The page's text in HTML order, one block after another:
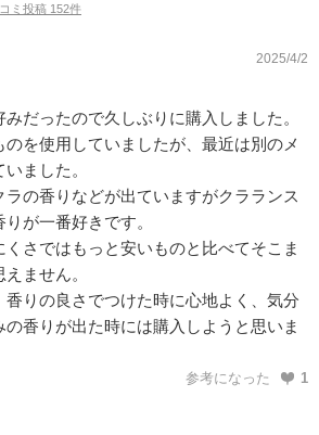
ミ投稿 152件
2025/4/2
だったので久しぶりに購入しました。
のを使用していましたが、最近は別のメ
ました。
の香りなどが出ていますがクラランス
が一番好きです。
さではもっと安いものと比べてそこま
ません。
香りの良さでつけた時に心地よく、気分
香りが出た時には購入しようと思いま
参考になった 1